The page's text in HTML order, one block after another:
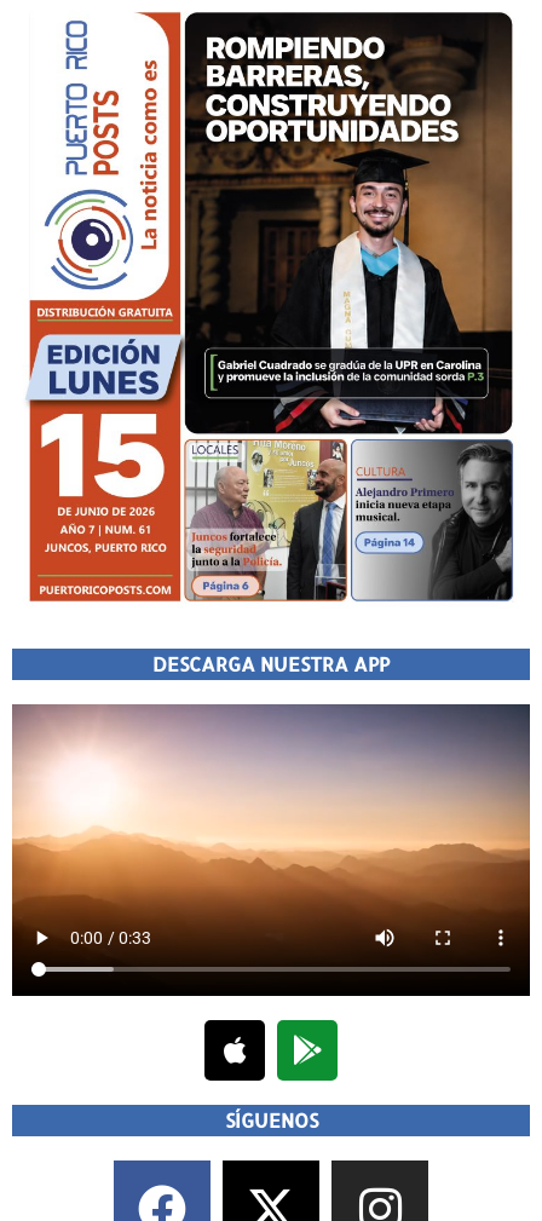
DESCARGA NUESTRA APP
SÍGUENOS